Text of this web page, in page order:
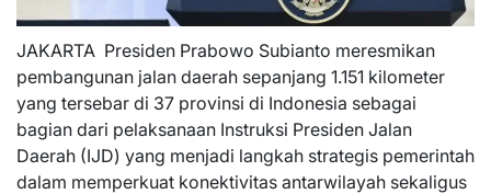
JAKARTA  Presiden Prabowo Subianto meresmikan
pembangunan jalan daerah sepanjang 1.151 kilometer
yang tersebar di 37 provinsi di Indonesia sebagai
bagian dari pelaksanaan Instruksi Presiden Jalan
Daerah (IJD) yang menjadi langkah strategis pemerintah
dalam memperkuat konektivitas antarwilayah sekaligus